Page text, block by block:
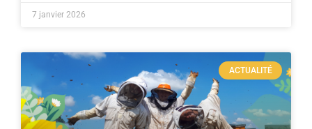
7 janvier 2026
ACTUALITÉ